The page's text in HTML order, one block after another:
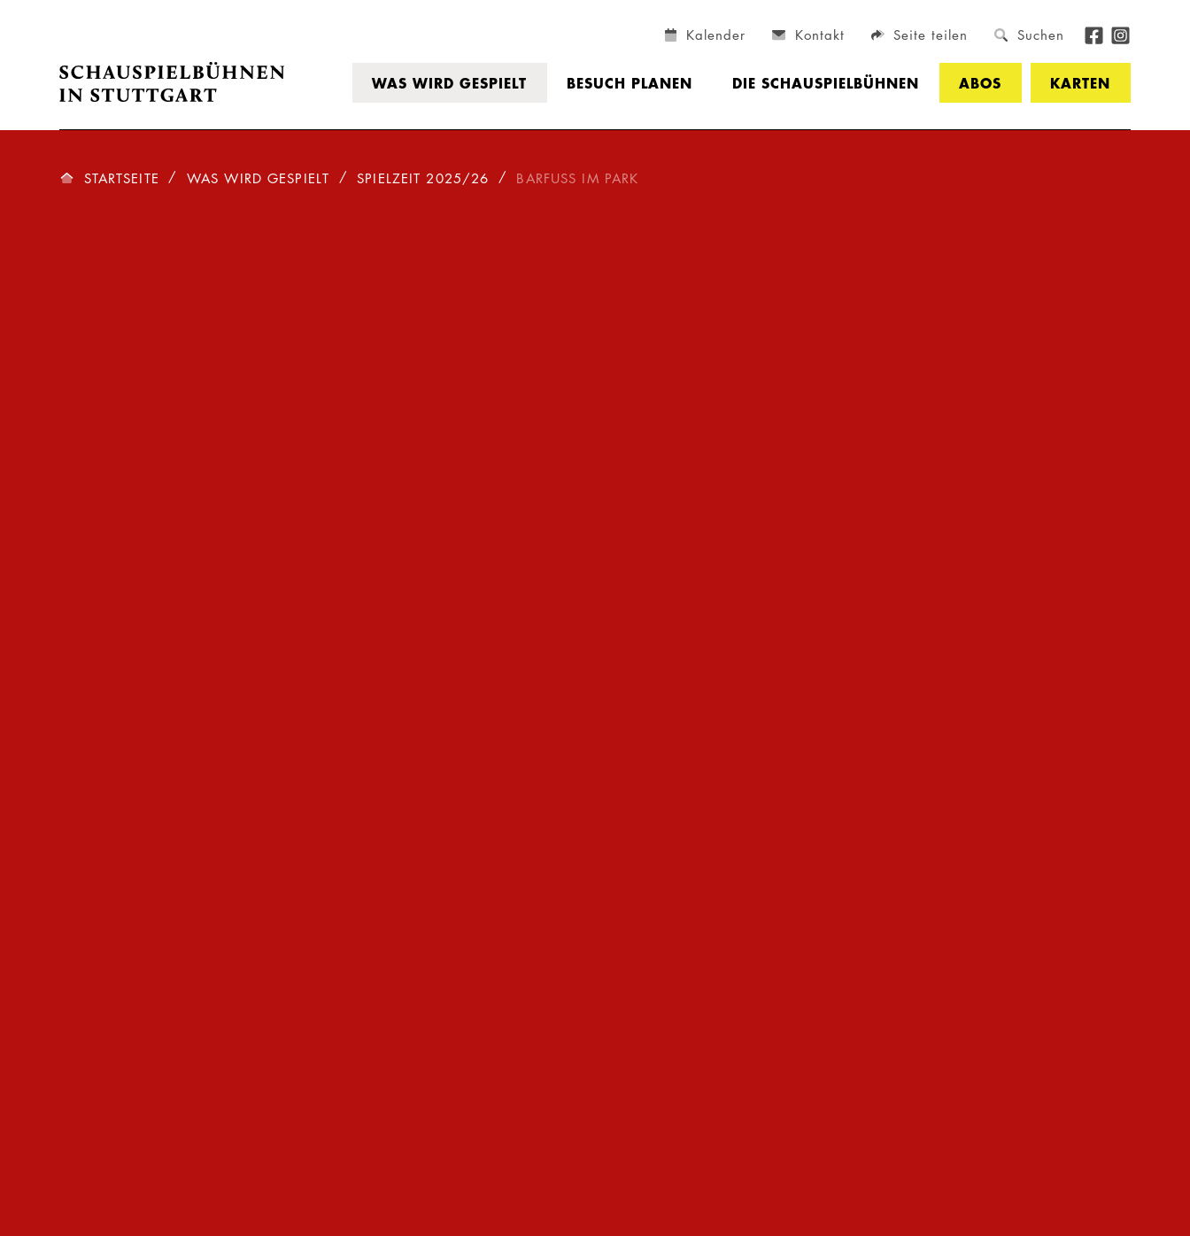
Kalender Kontakt Seite teilen Suchen
WAS WIRD GESPIELT BESUCH PLANEN DIE SCHAUSPIELBÜHNEN ABOS KARTEN
STARTSEITE WAS WIRD GESPIELT SPIELZEIT 2025/26 BARFUSS IM PARK